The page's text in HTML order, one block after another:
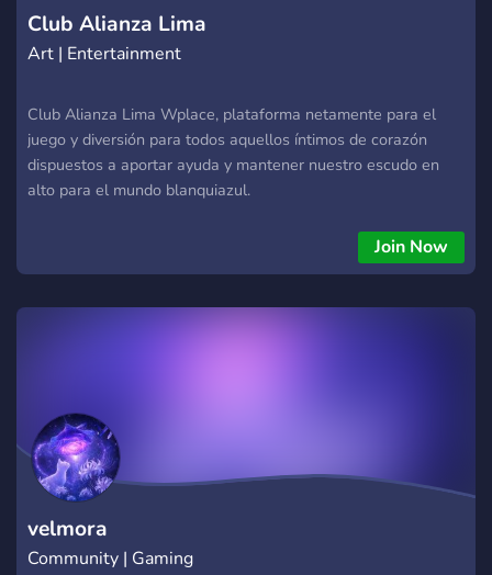
en Sie7tr3. Comunidad Activa 24/7:
Club Alianza Lima
Art | Entertainment
Club Alianza Lima Wplace, plataforma netamente para el
juego y diversión para todos aquellos íntimos de corazón
dispuestos a aportar ayuda y mantener nuestro escudo en
alto para el mundo blanquiazul.
Join Now
velmora
Community | Gaming